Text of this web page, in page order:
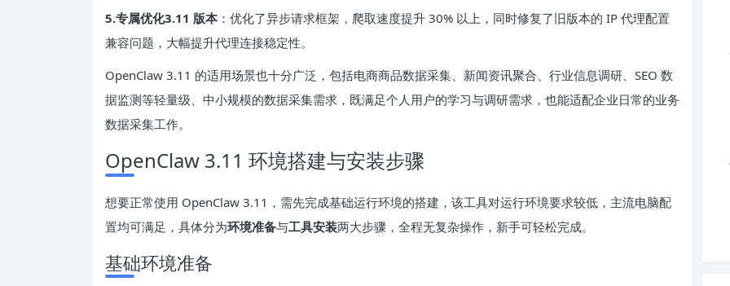
5.专属优化3.11 版本：优化了异步请求框架，爬取速度提升 30% 以上，同时修复了旧版本的 IP 代理配置
兼容问题，大幅提升代理连接稳定性。
OpenClaw 3.11 的适用场景也十分广泛，包括电商商品数据采集、新闻资讯聚合、行业信息调研、SEO 数
据监测等轻量级、中小规模的数据采集需求，既满足个人用户的学习与调研需求，也能适配企业日常的业务
数据采集工作。
OpenClaw 3.11 环境搭建与安装步骤
想要正常使用 OpenClaw 3.11，需先完成基础运行环境的搭建，该工具对运行环境要求较低，主流电脑配
置均可满足，具体分为环境准备与工具安装两大步骤，全程无复杂操作，新手可轻松完成。
基础环境准备